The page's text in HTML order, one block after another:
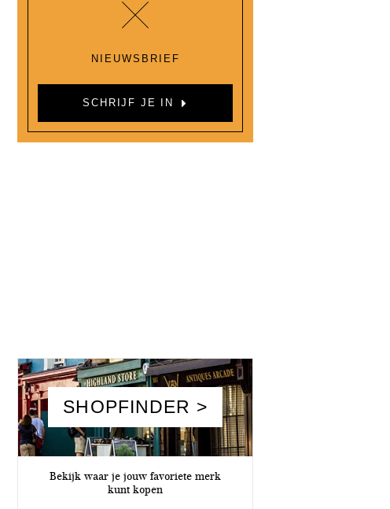
NIEUWSBRIEF
SCHRIJF JE IN
SHOPFINDER >
Bekijk waar je jouw favoriete merk
kunt kopen